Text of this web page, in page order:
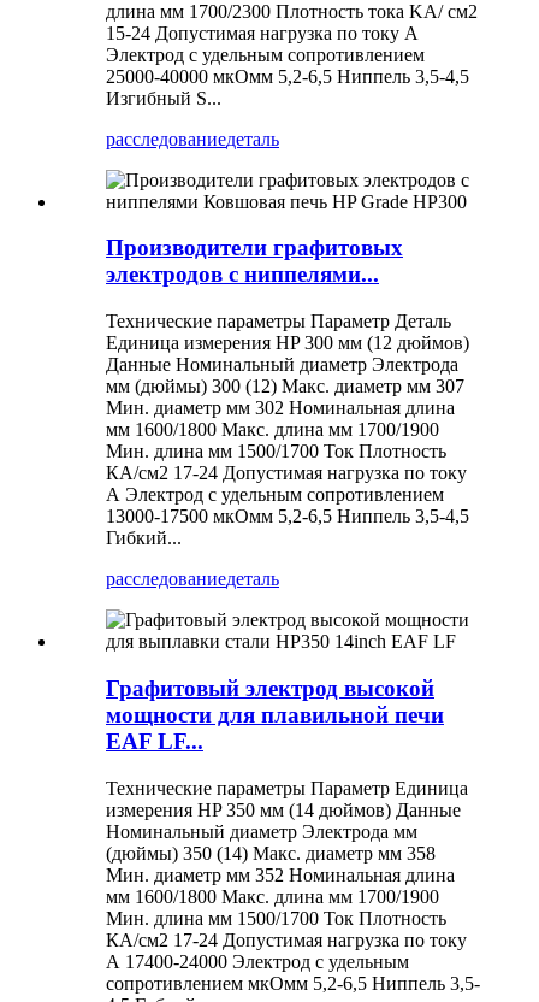
длина мм 1700/2300 Плотность тока KA/ см2
15-24 Допустимая нагрузка по току А
Электрод с удельным сопротивлением
25000-40000 мкОмм 5,2-6,5 Ниппель 3,5-4,5
Изгибный S...
расследованиедеталь
Производители графитовых
электродов с ниппелями...
Технические параметры Параметр Деталь
Единица измерения HP 300 мм (12 дюймов)
Данные Номинальный диаметр Электрода
мм (дюймы) 300 (12) Макс. диаметр мм 307
Мин. диаметр мм 302 Номинальная длина
мм 1600/1800 Макс. длина мм 1700/1900
Мин. длина мм 1500/1700 Ток Плотность
КА/см2 17-24 Допустимая нагрузка по току
А Электрод с удельным сопротивлением
13000-17500 мкОмм 5,2-6,5 Ниппель 3,5-4,5
Гибкий...
расследованиедеталь
Графитовый электрод высокой
мощности для плавильной печи
EAF LF...
Технические параметры Параметр Единица
измерения HP 350 мм (14 дюймов) Данные
Номинальный диаметр Электрода мм
(дюймы) 350 (14) Макс. диаметр мм 358
Мин. диаметр мм 352 Номинальная длина
мм 1600/1800 Макс. длина мм 1700/1900
Мин. длина мм 1500/1700 Ток Плотность
КА/см2 17-24 Допустимая нагрузка по току
А 17400-24000 Электрод с удельным
сопротивлением мкОмм 5,2-6,5 Ниппель 3,5-